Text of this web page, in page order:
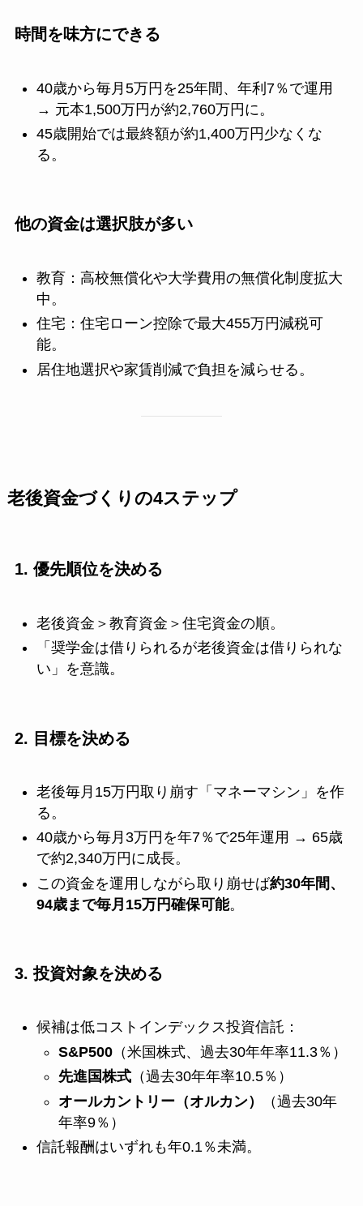
時間を味方にできる
40歳から毎月5万円を25年間、年利7％で運用
→ 元本1,500万円が約2,760万円に。
45歳開始では最終額が約1,400万円少なくな
る。
他の資金は選択肢が多い
教育：高校無償化や大学費用の無償化制度拡大
中。
住宅：住宅ローン控除で最大455万円減税可
能。
居住地選択や家賃削減で負担を減らせる。
老後資金づくりの4ステップ
1. 優先順位を決める
老後資金＞教育資金＞住宅資金の順。
「奨学金は借りられるが老後資金は借りられな
い」を意識。
2. 目標を決める
老後毎月15万円取り崩す「マネーマシン」を作
る。
40歳から毎月3万円を年7％で25年運用 → 65歳
で約2,340万円に成長。
この資金を運用しながら取り崩せば約30年間、
94歳まで毎月15万円確保可能。
3. 投資対象を決める
候補は低コストインデックス投資信託：
S&P500（米国株式、過去30年年率11.3％）
先進国株式（過去30年年率10.5％）
オールカントリー（オルカン）
（過去30年
年率9％）
信託報酬はいずれも年0.1％未満。